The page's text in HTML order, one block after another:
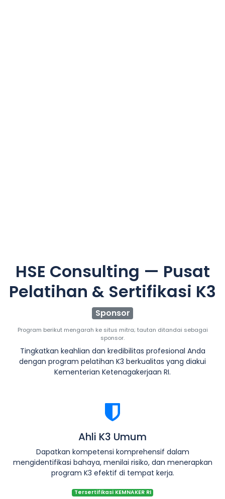
HSE Consulting — Pusat
Pelatihan & Sertifikasi K3
Sponsor
Program berikut mengarah ke situs mitra; tautan ditandai sebagai
sponsor.
Tingkatkan keahlian dan kredibilitas profesional Anda
dengan program pelatihan K3 berkualitas yang diakui
Kementerian Ketenagakerjaan RI.
Ahli K3 Umum
Dapatkan kompetensi komprehensif dalam
mengidentifikasi bahaya, menilai risiko, dan menerapkan
program K3 efektif di tempat kerja.
Tersertifikasi KEMNAKER RI